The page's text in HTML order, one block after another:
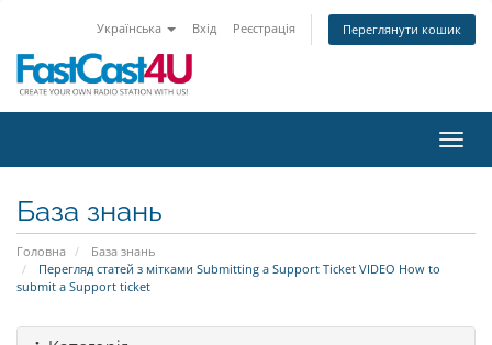
Українська Вхід Реєстрація Переглянути кошик
База знань
Головна
База знань
Перегляд статей з мітками Submitting a Support Ticket VIDEO How to
submit a Support ticket